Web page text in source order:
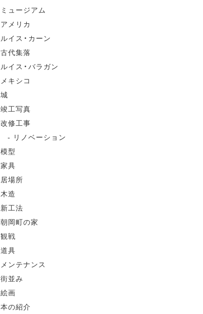
ミュージアム
アメリカ
ルイス・カーン
古代集落
ルイス・バラガン
メキシコ
城
竣工写真
改修工事
リノベーション
模型
家具
居場所
木造
新工法
朝岡町の家
観戦
道具
メンテナンス
街並み
絵画
本の紹介